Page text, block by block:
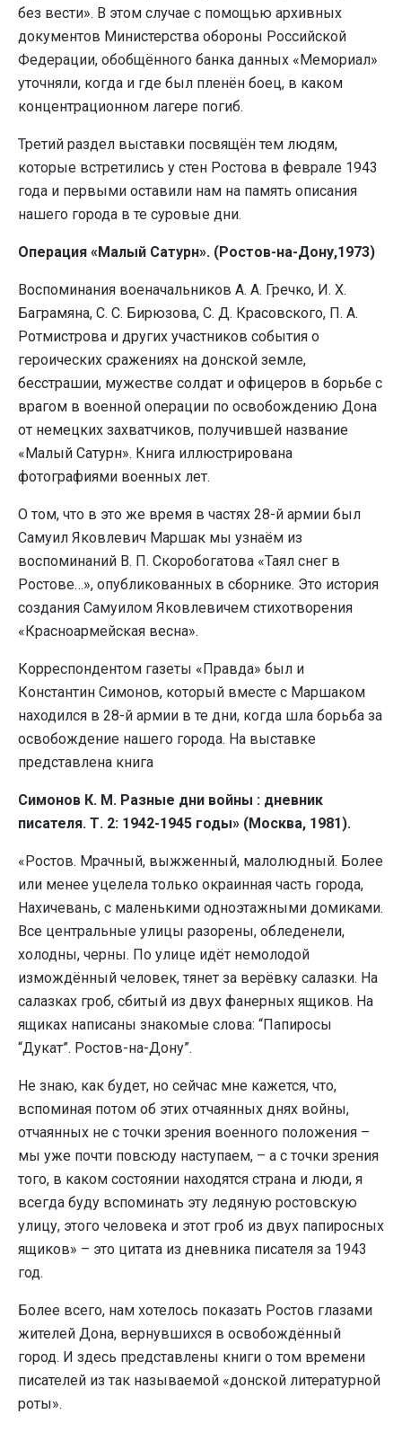
без вести». В этом случае с помощью архивных
документов Министерства обороны Российской
Федерации, обобщённого банка данных «Мемориал»
уточняли, когда и где был пленён боец, в каком
концентрационном лагере погиб.
Третий раздел выставки посвящён тем людям,
которые встретились у стен Ростова в феврале 1943
года и первыми оставили нам на память описания
нашего города в те суровые дни.
Операция «Малый Сатурн». (Ростов-на-Дону,1973)
Воспоминания военачальников А. А. Гречко, И. Х.
Баграмяна, С. С. Бирюзова, С. Д. Красовского, П. А.
Ротмистрова и других участников события о
героических сражениях на донской земле,
бесстрашии, мужестве солдат и офицеров в борьбе с
врагом в военной операции по освобождению Дона
от немецких захватчиков, получившей название
«Малый Сатурн». Книга иллюстрирована
фотографиями военных лет.
О том, что в это же время в частях 28-й армии был
Самуил Яковлевич Маршак мы узнаём из
воспоминаний В. П. Скоробогатова «Таял снег в
Ростове…», опубликованных в сборнике. Это история
создания Самуилом Яковлевичем стихотворения
«Красноармейская весна».
Корреспондентом газеты «Правда» был и
Константин Симонов, который вместе с Маршаком
находился в 28-й армии в те дни, когда шла борьба за
освобождение нашего города. На выставке
представлена книга
Симонов К. М. Разные дни войны : дневник
писателя. Т. 2: 1942-1945 годы» (Москва, 1981).
«Ростов. Мрачный, выжженный, малолюдный. Более
или менее уцелела только окраинная часть города,
Нахичевань, с маленькими одноэтажными домиками.
Все центральные улицы разорены, обледенели,
холодны, черны. По улице идёт немолодой
измождённый человек, тянет за верёвку салазки. На
салазках гроб, сбитый из двух фанерных ящиков. На
ящиках написаны знакомые слова: “Папиросы
“Дукат”. Ростов-на-Дону”.
Не знаю, как будет, но сейчас мне кажется, что,
вспоминая потом об этих отчаянных днях войны,
отчаянных не с точки зрения военного положения –
мы уже почти повсюду наступаем, – а с точки зрения
того, в каком состоянии находятся страна и люди, я
всегда буду вспоминать эту ледяную ростовскую
улицу, этого человека и этот гроб из двух папиросных
ящиков» – это цитата из дневника писателя за 1943
год.
Более всего, нам хотелось показать Ростов глазами
жителей Дона, вернувшихся в освобождённый
город. И здесь представлены книги о том времени
писателей из так называемой «донской литературной
роты».